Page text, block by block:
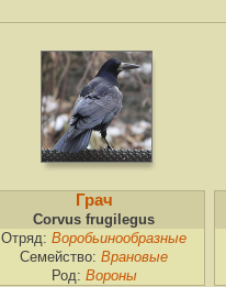
Грач
Corvus frugilegus
Отряд:Воробьинообразные
Семейство:Врановые
Род: Вороны